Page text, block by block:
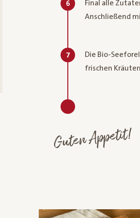
6
Final alle
Anschließend
7
Die Bio-
frischen
Guten Appetit!